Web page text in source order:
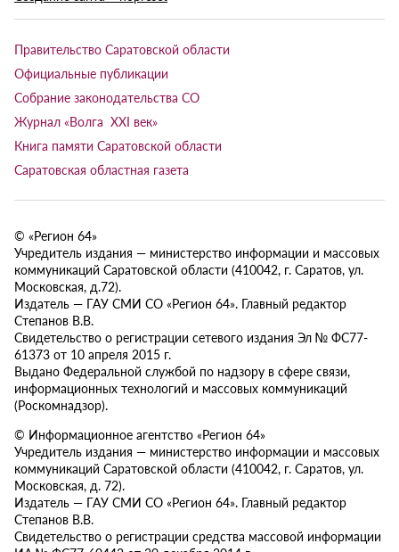
Правительство Саратовской области
Официальные публикации
Собрание законодательства СО
Журнал «Волга XXI век»
Книга памяти Саратовской области
Саратовская областная газета
© «Регион 64»
Учредитель издания — министерство информации и массовых
коммуникаций Саратовской области (410042, г. Саратов, ул.
Московская, д.72).
Издатель — ГАУ СМИ СО «Регион 64». Главный редактор
Степанов В.В.
Свидетельство о регистрации сетевого издания Эл № ФС77-
61373 от 10 апреля 2015 г.
Выдано Федеральной службой по надзору в сфере связи,
информационных технологий и массовых коммуникаций
(Роскомнадзор).
© Информационное агентство «Регион 64»
Учредитель издания — министерство информации и массовых
коммуникаций Саратовской области (410042, г. Саратов, ул.
Московская, д. 72).
Издатель — ГАУ СМИ СО «Регион 64». Главный редактор
Степанов В.В.
Свидетельство о регистрации средства массовой информации